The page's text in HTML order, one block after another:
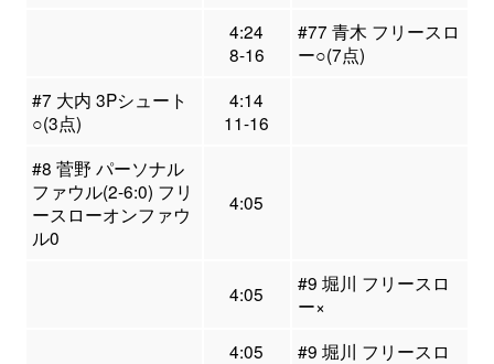
4:24
8-16
#77 青木 フリースロ
ー○(7点)
#7 大内 3Pシュート
○(3点)
4:14
11-16
#8 菅野 パーソナル
ファウル(2-6:0) フリ
ースローオンファウ
ル0
4:05
4:05
#9 堀川 フリースロ
ー×
4:05
#9 堀川 フリースロ